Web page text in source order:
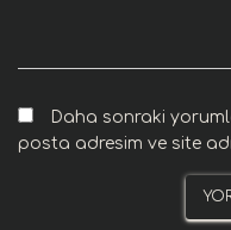
Daha sonraki
posta adresim ve site